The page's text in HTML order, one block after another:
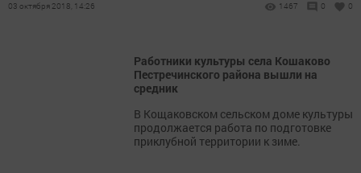
03 октября 2018, 14:26 1467 0 0
Работники культуры села Кошаково
Пестречинского района вышли на
средник
В Кощаковском сельском доме культуры
продолжается работа по подготовке
приклубной территории к зиме.